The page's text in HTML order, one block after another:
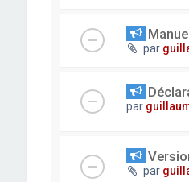
par
par
par